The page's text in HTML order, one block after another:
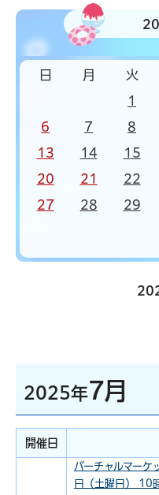
日 月 火
1
6 7 8
13 14 15
20 21 22
27 28 29
2025年7月
開催日
バーチャルマー
日（土曜日） 10